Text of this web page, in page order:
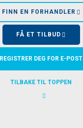
FINN EN FORHANDLER
FÅ ET TILBUD
REGISTRER DEG FOR E-POST
TILBAKE TIL TOPPEN